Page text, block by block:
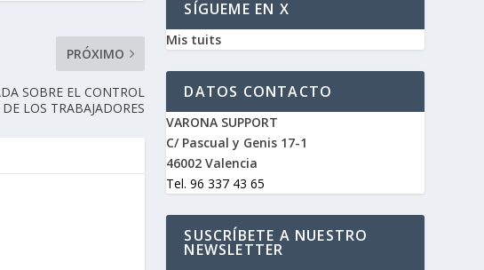
PRÓXIMO
SOBRE EL CONTROL
LOS TRABAJADORES
SÍGUEME EN X
Mis tuits
DATOS CONTACTO
VARONA SUPPORT
C/ Pascual y Genis 17-1
46002 Valencia
Tel. 96 337 43 65
SUSCRÍBETE A NUESTRO
NEWSLETTER